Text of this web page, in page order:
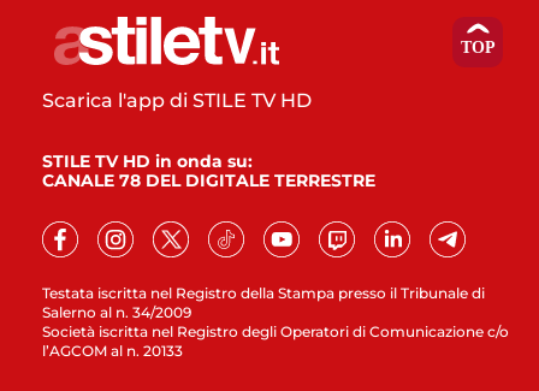
Testata iscritta nel Registro della Stampa presso il Tribunale di
Salerno al n. 34/2009
Società iscritta nel Registro degli Operatori di Comunicazione c/o
l’AGCOM al n. 20133
Scarica l'app di STILE TV HD
STILE TV HD in onda su:
CANALE 78 DEL DIGITALE TERRESTRE